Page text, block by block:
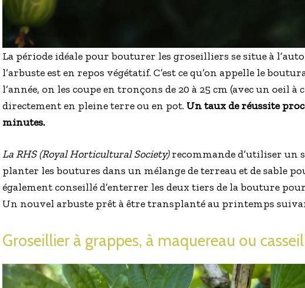
La période idéale pour bouturer les groseilliers se situe à
l’arbuste est en repos végétatif. C’est ce qu’on appelle le
l’année, on les coupe en tronçons de 20 à 25 cm (avec un oeil
directement en pleine terre ou en pot. Un taux de réussite
minutes.
La RHS (Royal Horticultural Society)recommande d’utiliser un
planter les boutures dans un mélange de terreau et de sable
également conseillé d’enterrer les deux tiers de la bouture
Un nouvel arbuste prêt à être transplanté au printemps
Groseillier à grappes, à maquereau ou